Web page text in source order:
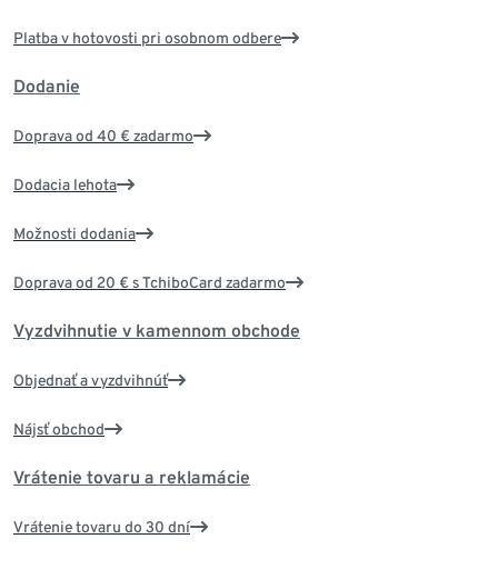
Platba v hotovosti pri osobnom odbere
Dodanie
Doprava od 40 € zadarmo
Dodacia lehota
Možnosti dodania
Doprava od 20 € s TchiboCard zadarmo
Vyzdvihnutie v kamennom obchode
Objednať a vyzdvihnúť
Nájsť obchod
Vrátenie tovaru a reklamácie
Vrátenie tovaru do 30 dní